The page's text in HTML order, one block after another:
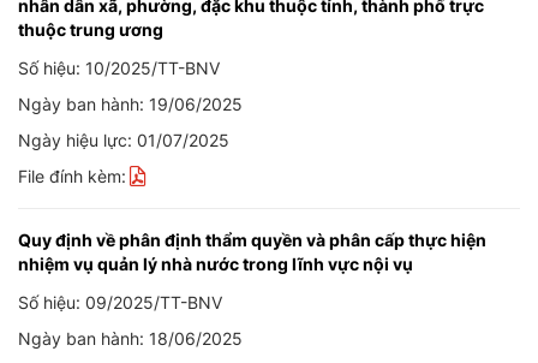
nhân dân xã, phường, đặc khu thuộc tỉnh, thành phố trực
thuộc trung ương
Số hiệu: 10/2025/TT-BNV
Ngày ban hành: 19/06/2025
Ngày hiệu lực: 01/07/2025
File đính kèm:
Quy định về phân định thẩm quyền và phân cấp thực hiện
nhiệm vụ quản lý nhà nước trong lĩnh vực nội vụ
Số hiệu: 09/2025/TT-BNV
Ngày ban hành: 18/06/2025